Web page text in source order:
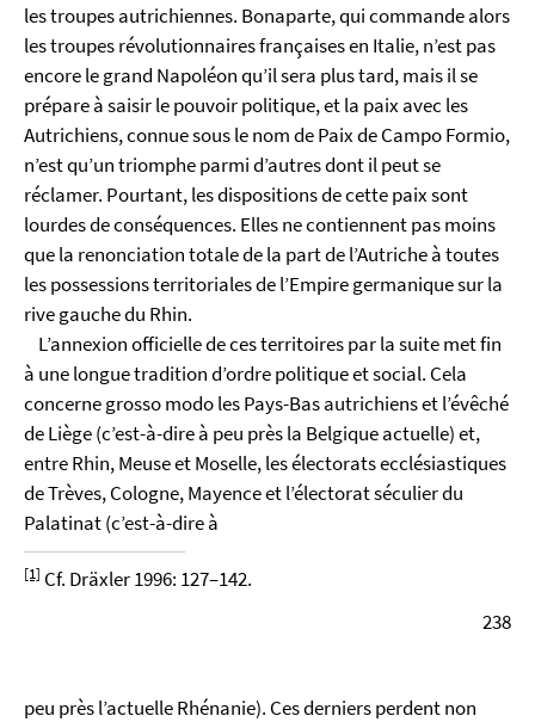
les troupes autrichiennes. Bonaparte, qui commande alors
les troupes révolutionnaires françaises en Italie, n’est pas
encore le grand Napoléon qu’il sera plus tard, mais il se
prépare à saisir le pouvoir politique, et la paix avec les
Autrichiens, connue sous le nom de Paix de Campo Formio,
n’est qu’un triomphe parmi d’autres dont il peut se
réclamer. Pourtant, les dispositions de cette paix sont
lourdes de conséquences. Elles ne contiennent pas moins
que la renonciation totale de la part de l’Autriche à toutes
les possessions territoriales de l’Empire germanique sur la
rive gauche du Rhin.
L’annexion officielle de ces territoires par la suite met fin
à une longue tradition d’ordre politique et social. Cela
concerne grosso modo les Pays-Bas autrichiens et l’évêché
de Liège (c’est-à-dire à peu près la Belgique actuelle) et,
entre Rhin, Meuse et Moselle, les électorats ecclésiastiques
de Trèves, Cologne, Mayence et l’électorat séculier du
Palatinat (c’est-à-dire à
[1] Cf. Dräxler 1996: 127–142.
238
peu près l’actuelle Rhénanie). Ces derniers perdent non